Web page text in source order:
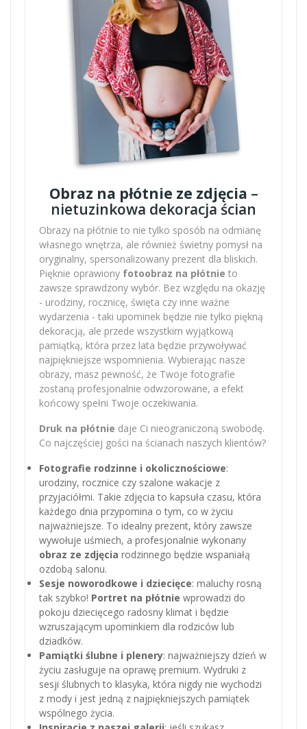
Obraz na płótnie ze zdjęcia –
nietuzinkowa dekoracja ścian
Obrazy na płótnie to nie tylko sposób na odmianę
własnego wnętrza, ale również świetny pomysł na
oryginalny, spersonalizowany prezent dla bliskich.
Pięknie oprawiony fotoobraz na płótnie to
zawsze sprawdzony wybór. Bez względu na okazję
- urodziny, rocznicę, święta czy inne ważne
wydarzenia - taki upominek będzie nie tylko piękną
dekoracją, ale przede wszystkim wyjątkową
pamiątką, która przez lata będzie przywoływać
najpiękniejsze wspomnienia. Wybierając nasze
obrazy, masz pewność, że Twoje fotografie
zostaną profesjonalnie odwzorowane, a efekt
końcowy spełni Twoje oczekiwania.
Druk na płótnie daje Ci nieograniczoną swobodę.
Co najczęściej gości na ścianach naszych klientów?
Fotografie rodzinne i okolicznościowe:
urodziny, rocznice czy szalone wakacje z
przyjaciółmi. Takie zdjęcia to kapsuła czasu, która
każdego dnia przypomina o tym, co w życiu
najważniejsze. To idealny prezent, który zawsze
wywołuje uśmiech, a profesjonalnie wykonany
obraz ze zdjęcia rodzinnego będzie wspaniałą
ozdobą salonu.
Sesje noworodkowe i dziecięce: maluchy rosną
tak szybko! Portret na płótnie wprowadzi do
pokoju dziecięcego radosny klimat i będzie
wzruszającym upominkiem dla rodziców lub
dziadków.
Pamiątki ślubne i plenery: najważniejszy dzień w
życiu zasługuje na oprawę premium. Wydruki z
sesji ślubnych to klasyka, która nigdy nie wychodzi
z mody i jest jedną z najpiękniejszych pamiątek
wspólnego życia.